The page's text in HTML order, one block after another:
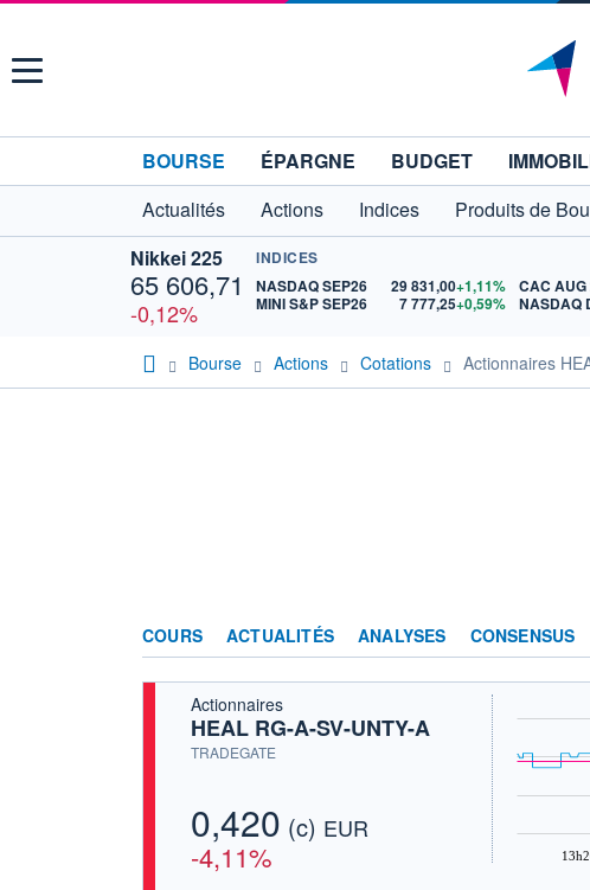
Menu
BOURSE ÉPARGNE BUDGET
Actualités
Actions Indices Produits de
Nikkei 225
65 606,71
-0,12%
INDICES
NASDAQ SEP26
29 831,00+1,11%
MINI S&P SEP26
7 777,25+0,59%
CAC AUG
NASDAQ
Bourse Actions Cotations Actionnaires
COURS ACTUALITÉS ANALYSES CONSENSUS
Actionnaires
HEAL RG-A-SV-UNTY-A
TRADEGATE
0,420 (c) EUR
-4,11%